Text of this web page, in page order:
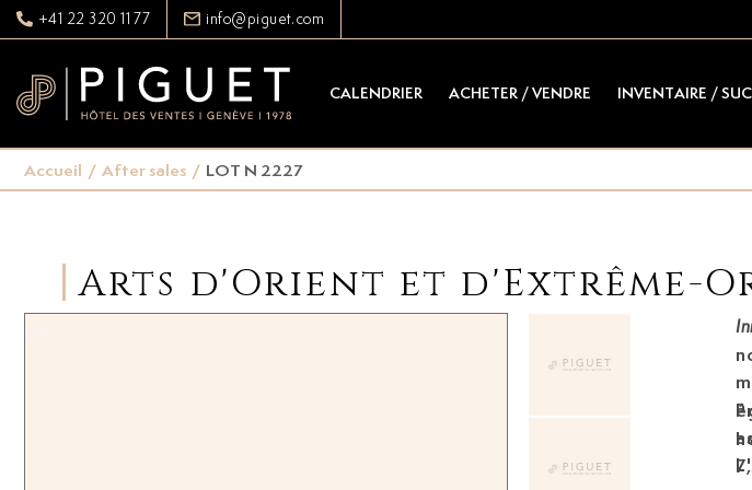
+41 22 320 11 77 info@piguet.com
CALENDRIER ACHETER / VENDRE INVENTAIRE /
Accueil / After sales / LOT N 2227
Arts d'Orient et d'Extrême-